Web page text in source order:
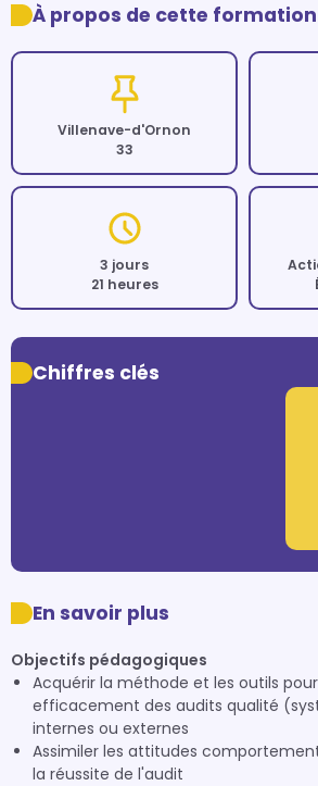
À propos de cette formation
Villenave-d'Ornon
33
3 jours
21 heures
Chiffres clés
En savoir plus
Objectifs pédagogiques
Acquérir la méthode et les outils
efficacement des audits qualité
internes ou externes
Assimiler les attitudes
la réussite de l'audit